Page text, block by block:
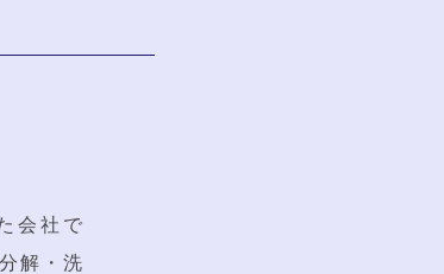
会社で
解・洗